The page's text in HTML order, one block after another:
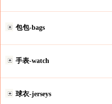
包包-bags
手表-watch
球衣-jerseys